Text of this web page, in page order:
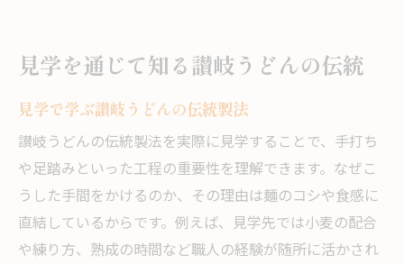
見学を通じて知る讃岐うどんの伝統
見学で学ぶ讃岐うどんの伝統製法
讃岐うどんの伝統製法を実際に見学することで、手打ち
や足踏みといった工程の重要性を理解できます。なぜこ
うした手間をかけるのか、その理由は麺のコシや食感に
直結しているからです。例えば、見学先では小麦の配合
や練り方、熟成の時間など職人の経験が随所に活かされ